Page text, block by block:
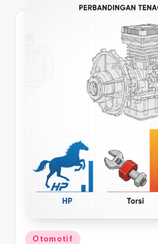
Posted
Otomotif